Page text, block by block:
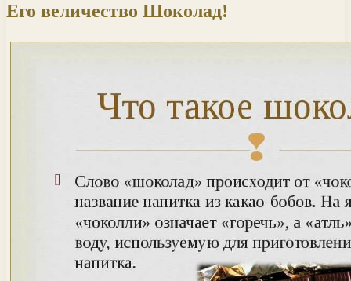
Его величество Шоколад!